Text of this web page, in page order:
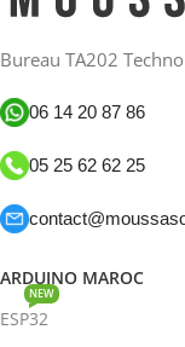
Bureau TA202
06 14 20 87 86
05 25 62 62 25
ARDUINO MAROC
ESP32
NEW